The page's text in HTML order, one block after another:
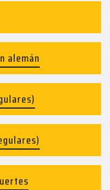
alemán